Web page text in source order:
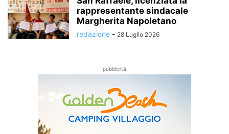
rappresentante sindacale
Margherita Napoletano
redazione - 28 Luglio 2026
pubblicità